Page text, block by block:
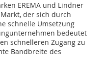
EREMA und Lindner
der sich durch
schnelle Umsetzung
bedeutet
schnelleren Zugang zu
Bandbreite des